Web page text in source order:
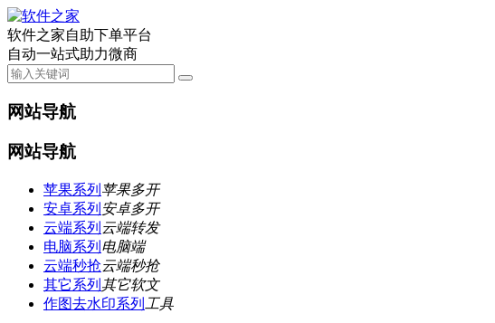
软件之家自助下单平台
自动一站式助力微商
网站导航
网站导航
苹果系列 苹果多开
安卓系列 安卓多开
云端系列 云端转发
电脑系列 电脑端
云端秒抢云端秒抢
其它系列 其它软文
作图去水印系列 工具